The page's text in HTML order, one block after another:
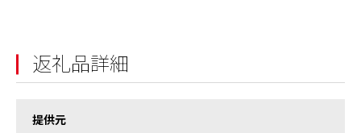
返礼品詳細
提供元